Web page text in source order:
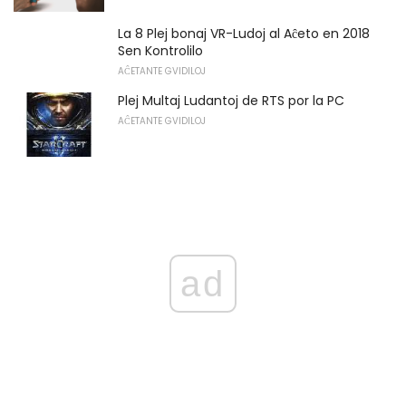
La 8 Plej bonaj VR-Ludoj al Aĉeto en 2018
Sen Kontrolilo
AĈETANTE GVIDILOJ
Plej Multaj Ludantoj de RTS por la PC
AĈETANTE GVIDILOJ
ad